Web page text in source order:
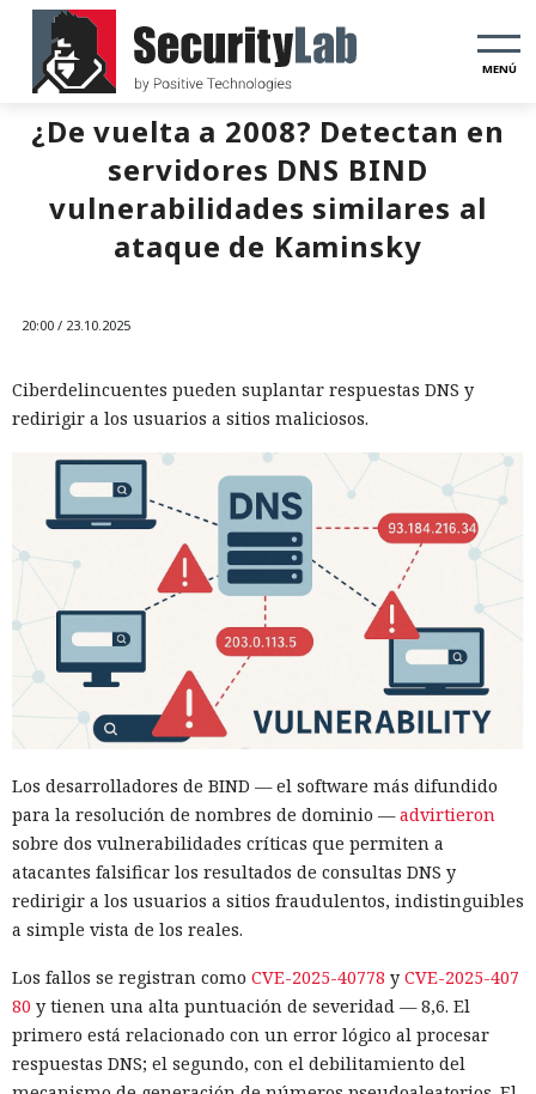
MENÚ
¿De vuelta a 2008? Detectan en
servidores DNS BIND
vulnerabilidades similares al
ataque de Kaminsky
20:00 / 23.10.2025
Ciberdelincuentes pueden suplantar respuestas DNS y
redirigir a los usuarios a sitios maliciosos.
Los desarrolladores de BIND — el software más difundido
para la resolución de nombres de dominio —advirtieron
sobre dos vulnerabilidades críticas que permiten a
atacantes falsificar los resultados de consultas DNS y
redirigir a los usuarios a sitios fraudulentos, indistinguibles
a simple vista de los reales.
Los fallos se registran como CVE-2025-40778 y CVE-2025-407
80 y tienen una alta puntuación de severidad — 8,6. El
primero está relacionado con un error lógico al procesar
respuestas DNS; el segundo, con el debilitamiento del